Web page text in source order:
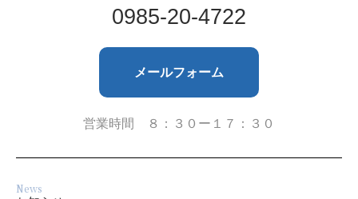
2023年7月
2023年6月
2023年4月
0985-20-4722
メールフォーム
営業時間 ８：３０ー１７：３０
News